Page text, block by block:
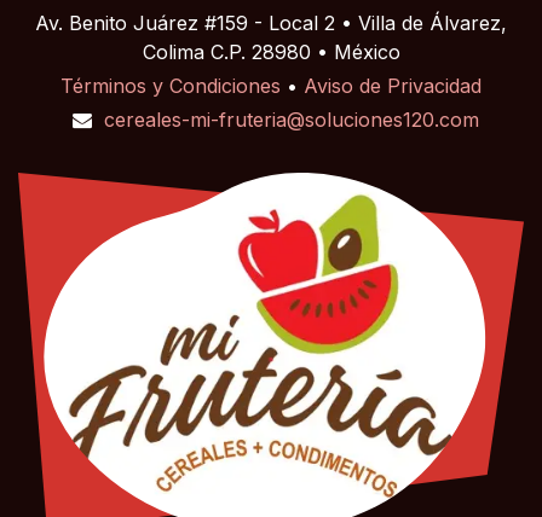
Av. Benito Juárez #159 - Local 2 • Villa de Álvarez,
Colima C.P. 28980 • México
Términos y Condiciones • Aviso de Privacidad
cereales-mi-fruteria@soluciones120.com